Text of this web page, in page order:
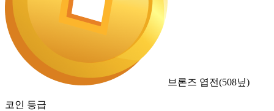
브론즈 엽전(508닢)
코인 등급